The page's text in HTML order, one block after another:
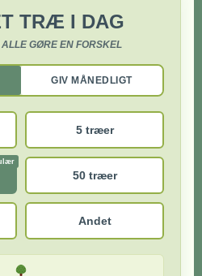
TRÆ I DAG
GØRE EN FORSKEL
GIV MÅNEDLIGT
5 træer
50 træer
Andet